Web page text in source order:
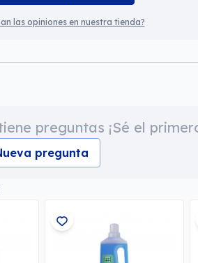
las opiniones en nuestra tienda?
preguntas ¡Sé el
pregunta